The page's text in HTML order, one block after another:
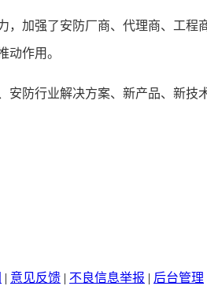
加强了安防厂商、代理商、工
动作用。
防行业解决方案、新产品、新
| 意见反馈 | 不良信息举报 | 后台管理